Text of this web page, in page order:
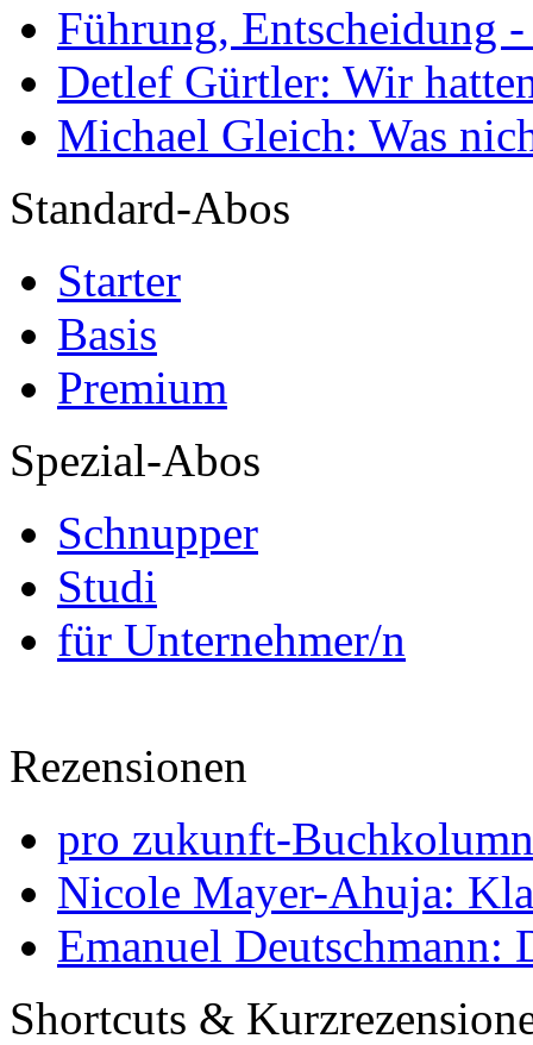
Führung, Entscheidung
Detlef Gürtler: Wir
Michael Gleich: Was
Standard-Abos
Starter
Basis
Premium
Spezial-Abos
Schnupper
Studi
für Unternehmer/n
Rezensionen
pro zukunft-
Nicole Mayer-Ahuja:
Emanuel Deutschmann:
Shortcuts &